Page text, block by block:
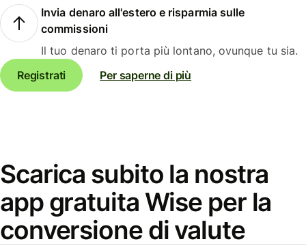
Invia denaro all'estero e risparmia sulle
commissioni
Il tuo denaro ti porta più lontano, ovunque tu sia.
Registrati
Per saperne di più
Scarica subito la nostra
app gratuita Wise per la
conversione di valute